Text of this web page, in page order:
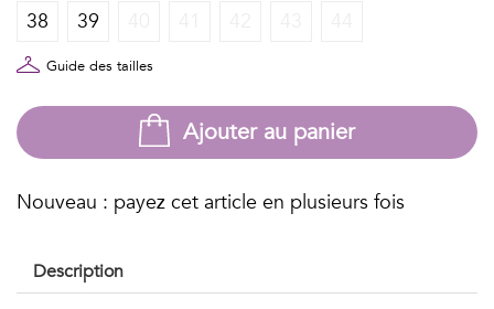
Flore
Géométriques
Talents
&
Métiers
motifs
38
39
Guide des tailles
Ajouter au panier
Nouveau : payez cet article en plusieurs fois
Description